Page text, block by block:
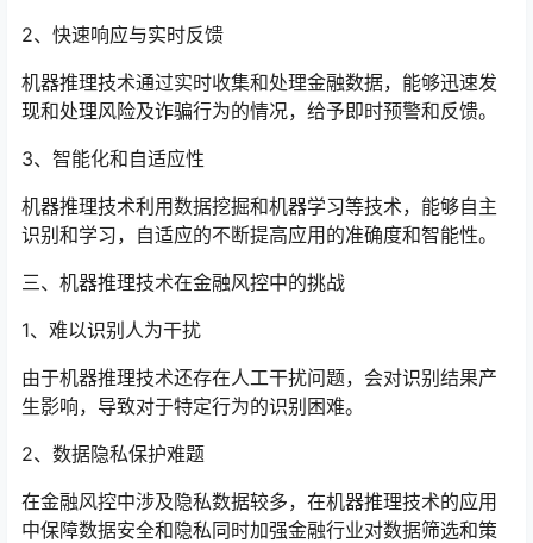
2、快速响应与实时反馈
机器推理技术通过实时收集和处理金融数据，能够迅速发
现和处理风险及诈骗行为的情况，给予即时预警和反馈。
3、智能化和自适应性
机器推理技术利用数据挖掘和机器学习等技术，能够自主
识别和学习，自适应的不断提高应用的准确度和智能性。
三、机器推理技术在金融风控中的挑战
1、难以识别人为干扰
由于机器推理技术还存在人工干扰问题，会对识别结果产
生影响，导致对于特定行为的识别困难。
2、数据隐私保护难题
在金融风控中涉及隐私数据较多，在机器推理技术的应用
中保障数据安全和隐私同时加强金融行业对数据筛选和策